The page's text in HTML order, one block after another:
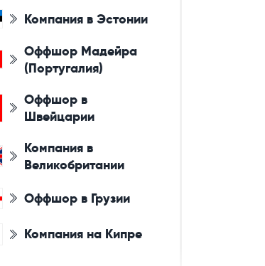
Компания в Эстонии
Оффшор Мадейра
(Португалия)
Оффшор в
Швейцарии
Компания в
Великобритании
Оффшор в Грузии
Компания на Кипре